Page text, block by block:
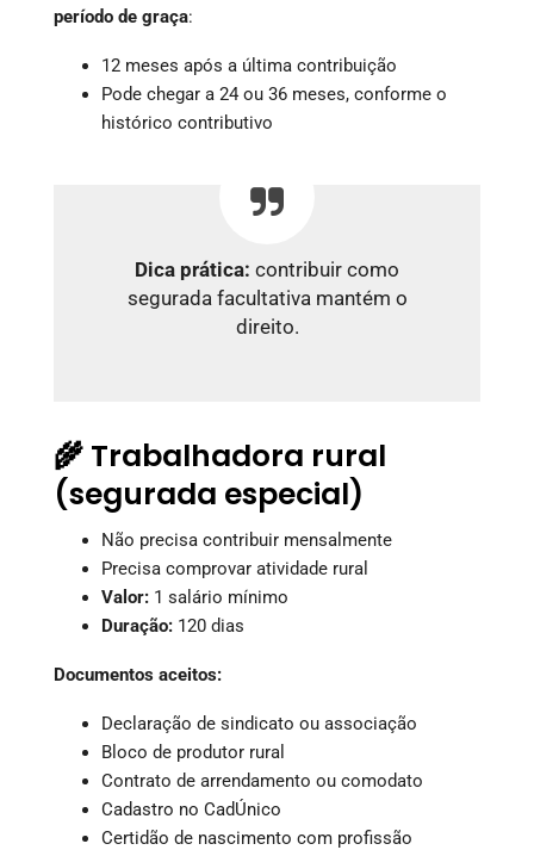
período de graça:
12 meses após a última contribuição
Pode chegar a 24 ou 36 meses, conforme o
histórico contributivo
Dica prática: contribuir como
segurada facultativa mantém o
direito.
🌾 Trabalhadora rural
(segurada especial)
Não precisa contribuir mensalmente
Precisa comprovar atividade rural
Valor: 1 salário mínimo
Duração: 120 dias
Documentos aceitos:
Declaração de sindicato ou associação
Bloco de produtor rural
Contrato de arrendamento ou comodato
Cadastro no CadÚnico
Certidão de nascimento com profissão